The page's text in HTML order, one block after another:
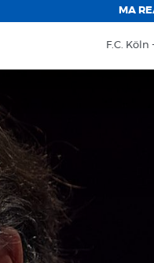
MA
F.C. Köln